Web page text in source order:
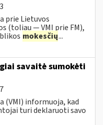
prie Lietuvos
(toliau — VMI prie FM),
mokesčių...
savaitė sumokėti
(VMI) informuoja, kad
turi deklaruoti savo